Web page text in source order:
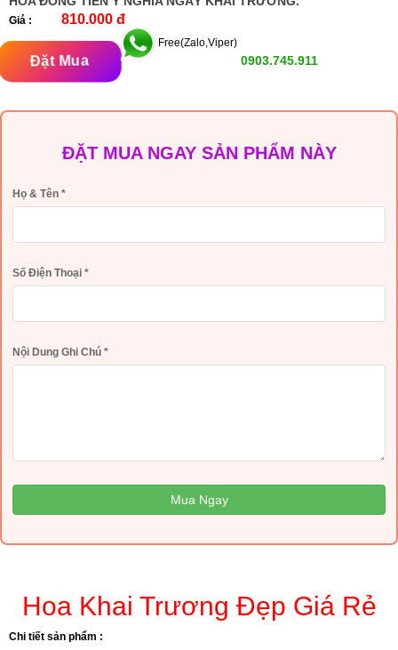
Giá : 810.000 đ
Đặt Mua
Free(Zalo,Viper)
0903.745.911
ĐẶT MUA NGAY SẢN PHẨM NÀY
Họ & Tên *
Số Điện Thoại *
Nội Dung Ghi Chú *
Mua Ngay
Hoa Khai Trương Đẹp Giá Rẻ
Chi tiết sản phẩm :